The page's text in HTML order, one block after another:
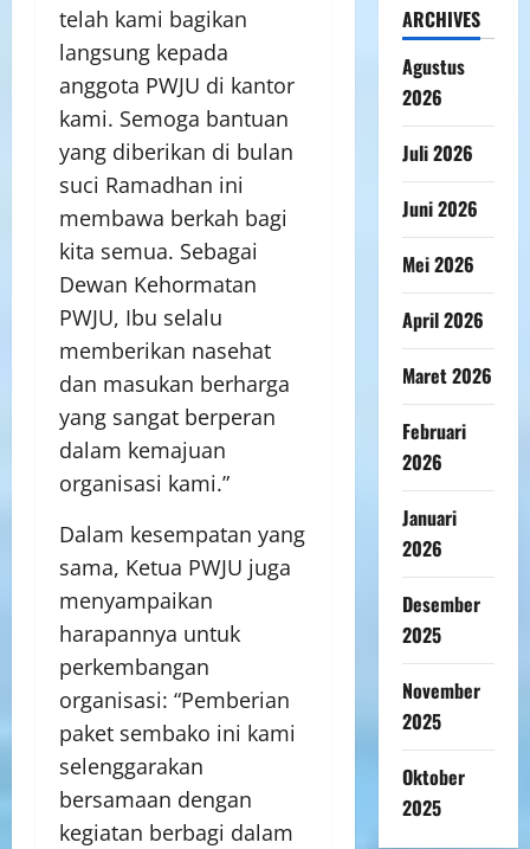
telah kami bagikan
langsung kepada
anggota PWJU di kantor
kami. Semoga bantuan
yang diberikan di bulan
suci Ramadhan ini
membawa berkah bagi
kita semua. Sebagai
Dewan Kehormatan
PWJU, Ibu selalu
memberikan nasehat
dan masukan berharga
yang sangat berperan
dalam kemajuan
organisasi kami.”
Dalam kesempatan yang
sama, Ketua PWJU juga
menyampaikan
harapannya untuk
perkembangan
organisasi: “Pemberian
paket sembako ini kami
selenggarakan
bersamaan dengan
kegiatan berbagi dalam
ARCHIVES
Agustus
2026
Juli 2026
Juni 2026
Mei 2026
April 2026
Maret 2026
Februari
2026
Januari
2026
Desember
2025
November
2025
Oktober
2025